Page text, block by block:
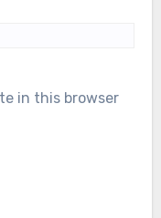
in this browser